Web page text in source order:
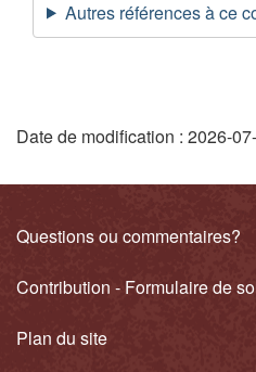
t Autres références à ce
D
t
a
i
Date de modification : 2026-
Liens
connexes
Questions ou commentaires?
Contribution - Formulaire de
Plan du site